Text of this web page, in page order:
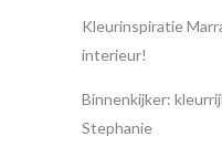
Kleurinspiratie
interieur!
Binnenkijker:
Stephanie